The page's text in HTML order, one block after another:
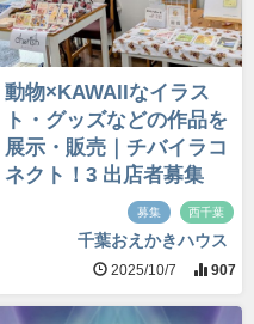
動物×KAWAIIなイラス
ト・グッズなどの作品を
展示・販売｜チバイラコ
ネクト！3 出店者募集
募集 西千葉
千葉おえかきハウス
2025/10/7 907